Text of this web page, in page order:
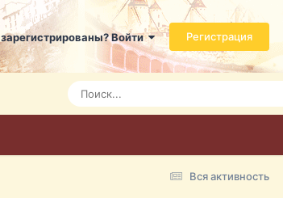
Войти Регистрация
Вся активность
Быстрое оформление договора с
7 Mar 3:21
7 Mar 3:24
7 Mar 3:28